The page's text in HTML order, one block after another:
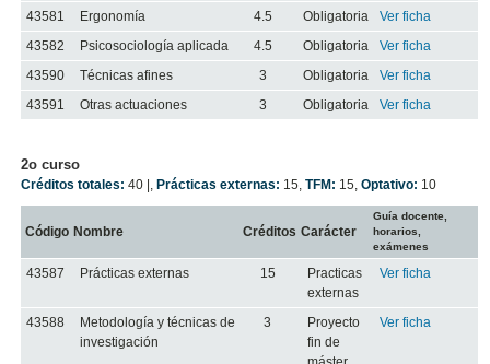
43581
Ergonomía 4.5 Obligatoria
Ver ficha
43582
Psicosociología aplicada 4.5 Obligatoria
Ver ficha
43590
Técnicas afines 3 Obligatoria
Ver ficha
43591
Otras actuaciones 3 Obligatoria Ver ficha
2o curso
Créditos totales: 40 | , Prácticas externas: 15,TFM: 15,Optativo: 10
Código Nombre Créditos Carácter
Guía docente,
horarios,
exámenes
43587 Prácticas externas 15
Practicas
externas
Ver ficha
43588
Metodología y técnicas de
investigación
3
Proyecto
fin de
Ver ficha